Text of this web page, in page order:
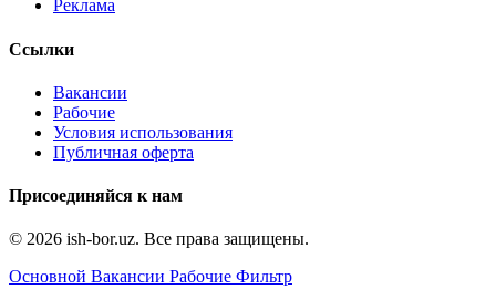
Реклама
Ссылки
Вакансии
Рабочие
Условия использования
Публичная оферта
Присоединяйся к нам
© 2026 ish-bor.uz. Все права защищены.
Основной Вакансии Рабочие Фильтр